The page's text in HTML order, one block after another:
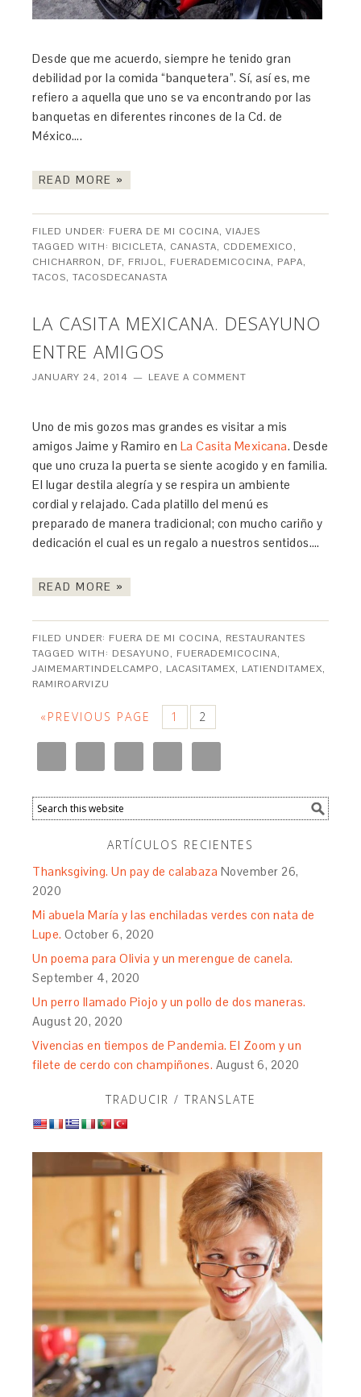
Desde que me acuerdo, siempre he tenido gran
debilidad por la comida “banquetera”. Sí, así es, me
refiero a aquella que uno se va encontrando por las
banquetas en diferentes rincones de la Cd. de
México….
READ MORE »
FILED UNDER: FUERA DE MI COCINA,VIAJES
TAGGED WITH: BICICLETA, CANASTA, CDDEMEXICO,
CHICHARRON, DF, FRIJOL, FUERADEMICOCINA, PAPA,
TACOS,TACOSDECANASTA
LA CASITA MEXICANA. DESAYUNO
ENTRE AMIGOS
JANUARY 24, 2014 LEAVE A COMMENT
Uno de mis gozos mas grandes es visitar a mis
amigos Jaime y Ramiro en La Casita Mexicana. Desde
que uno cruza la puerta se siente acogido y en familia.
El lugar destila alegría y se respira un ambiente
cordial y relajado. Cada platillo del menú es
preparado de manera tradicional; con mucho cariño y
dedicación el cual es un regalo a nuestros sentidos….
READ MORE »
FILED UNDER: FUERA DE MI COCINA, RESTAURANTES
TAGGED WITH: DESAYUNO, FUERADEMICOCINA,
JAIMEMARTINDELCAMPO, LACASITAMEX, LATIENDITAMEX,
RAMIROARVIZU
«PREVIOUS PAGE 1 2
ARTÍCULOS RECIENTES
Thanksgiving. Un pay de calabaza November 26,
2020
Mi abuela María y las enchiladas verdes con nata de
Lupe. October 6, 2020
Un poema para Olivia y un merengue de canela.
September 4, 2020
Un perro llamado Piojo y un pollo de dos maneras.
August 20, 2020
Vivencias en tiempos de Pandemia. El Zoom y un
filete de cerdo con champiñones. August 6, 2020
TRADUCIR / TRANSLATE